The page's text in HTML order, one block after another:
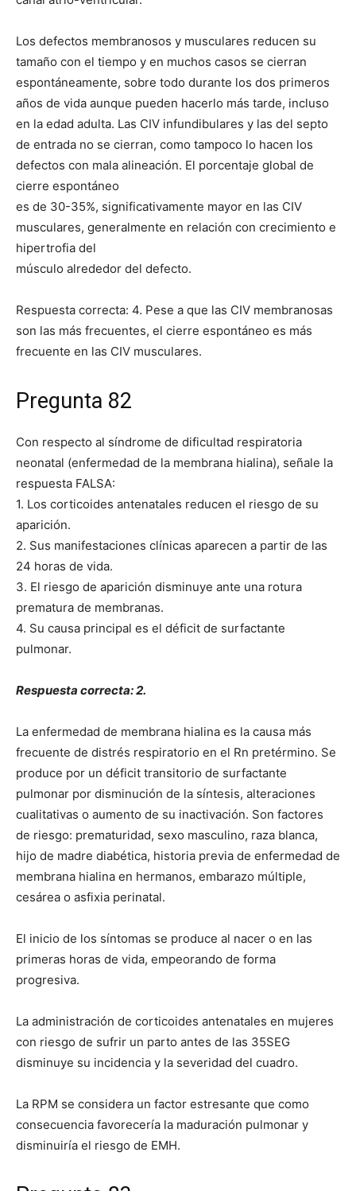
Los defectos membranosos y musculares reducen su
tamaño con el tiempo y en muchos casos se cierran
espontáneamente, sobre todo durante los dos primeros
años de vida aunque pueden hacerlo más tarde, incluso
en la edad adulta. Las CIV infundibulares y las del septo
de entrada no se cierran, como tampoco lo hacen los
defectos con mala alineación. El porcentaje global de
cierre espontáneo
es de 30-35%, significativamente mayor en las CIV
musculares, generalmente en relación con crecimiento e
hipertrofia del
músculo alrededor del defecto.
Respuesta correcta: 4. Pese a que las CIV membranosas
son las más frecuentes, el cierre espontáneo es más
frecuente en las CIV musculares.
Pregunta 82
Con respecto al síndrome de dificultad respiratoria
neonatal (enfermedad de la membrana hialina), señale la
respuesta FALSA:
1. Los corticoides antenatales reducen el riesgo de su
aparición.
2. Sus manifestaciones clínicas aparecen a partir de las
24 horas de vida.
3. El riesgo de aparición disminuye ante una rotura
prematura de membranas.
4. Su causa principal es el déficit de surfactante
pulmonar.
Respuesta correcta: 2.
La enfermedad de membrana hialina es la causa más
frecuente de distrés respiratorio en el Rn pretérmino. Se
produce por un déficit transitorio de surfactante
pulmonar por disminución de la síntesis, alteraciones
cualitativas o aumento de su inactivación. Son factores
de riesgo: prematuridad, sexo masculino, raza blanca,
hijo de madre diabética, historia previa de enfermedad de
membrana hialina en hermanos, embarazo múltiple,
cesárea o asfixia perinatal.
El inicio de los síntomas se produce al nacer o en las
primeras horas de vida, empeorando de forma
progresiva.
La administración de corticoides antenatales en mujeres
con riesgo de sufrir un parto antes de las 35SEG
disminuye su incidencia y la severidad del cuadro.
La RPM se considera un factor estresante que como
consecuencia favorecería la maduración pulmonar y
disminuiría el riesgo de EMH.